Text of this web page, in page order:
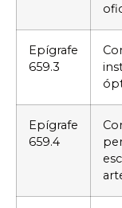
Epígrafe
659.3
Epígrafe
659.4